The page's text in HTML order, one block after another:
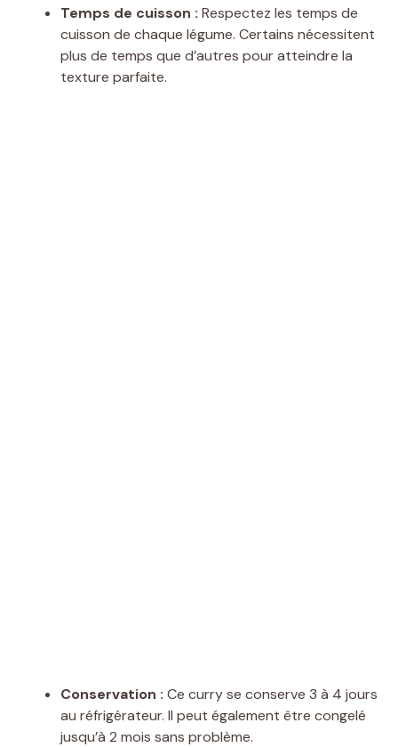
Temps de cuisson : Respectez les temps de
cuisson de chaque légume. Certains nécessitent
plus de temps que d’autres pour atteindre la
texture parfaite.
Conservation : Ce curry se conserve 3 à 4 jours
au réfrigérateur. Il peut également être congelé
jusqu’à 2 mois sans problème.